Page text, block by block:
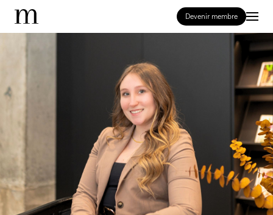
Devenir membre